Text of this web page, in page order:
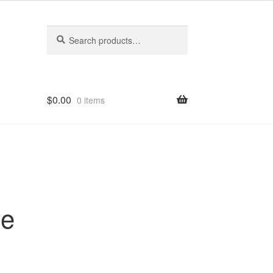
for:
$0.00 0 items